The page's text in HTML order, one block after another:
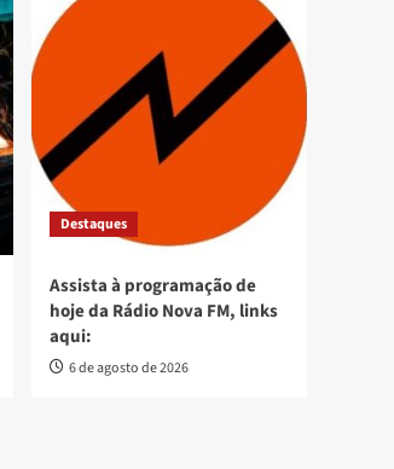
Destaques
Assista à programação de
hoje da Rádio Nova FM, links
aqui:
6 de agosto de 2026